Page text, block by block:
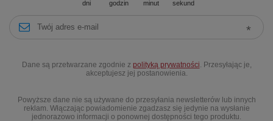
dni godzin minut sekund
Dane są przetwarzane zgodnie z polityką prywatności . Przesyłając je,
akceptujesz jej postanowienia.
Powyższe dane nie są używane do przesyłania newsletterów lub innych
reklam. Włączając powiadomienie zgadzasz się jedynie na wysłanie
jednorazowo informacji o ponownej dostępności tego produktu.